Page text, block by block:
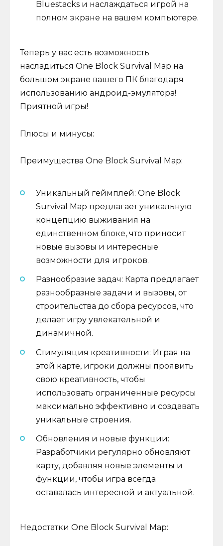
Bluestacks и наслаждаться игрой на
полном экране на вашем компьютере.
Теперь у вас есть возможность
насладиться One Block Survival Map на
большом экране вашего ПК благодаря
использованию андроид-эмулятора!
Приятной игры!
Плюсы и минусы:
Преимущества One Block Survival Map:
Уникальный геймплей: One Block
Survival Map предлагает уникальную
концепцию выживания на
единственном блоке, что приносит
новые вызовы и интересные
возможности для игроков.
Разнообразие задач: Карта предлагает
разнообразные задачи и вызовы, от
строительства до сбора ресурсов, что
делает игру увлекательной и
динамичной.
Стимуляция креативности: Играя на
этой карте, игроки должны проявить
свою креативность, чтобы
использовать ограниченные ресурсы
максимально эффективно и создавать
уникальные строения.
Обновления и новые функции:
Разработчики регулярно обновляют
карту, добавляя новые элементы и
функции, чтобы игра всегда
оставалась интересной и актуальной.
Недостатки One Block Survival Map: